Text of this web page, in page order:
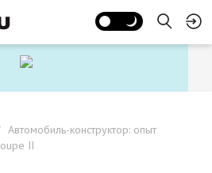
Автомобиль-конструктор: опыт
II